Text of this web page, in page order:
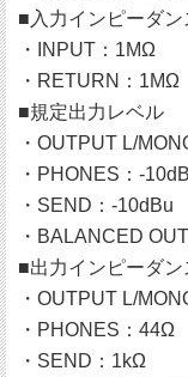
■入力インピーダン
・INPUT：1MΩ
・RETURN：1MΩ
■規定出力レベル
・OUTPUT L/
・PHONES：-
・SEND：-10dBu
・BALANCED
■出力インピーダン
・OUTPUT L/
・PHONES：44Ω
・SEND：1kΩ